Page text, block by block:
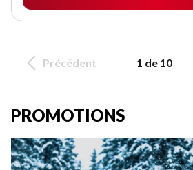
Précédent 1 de 10
PROMOTIONS